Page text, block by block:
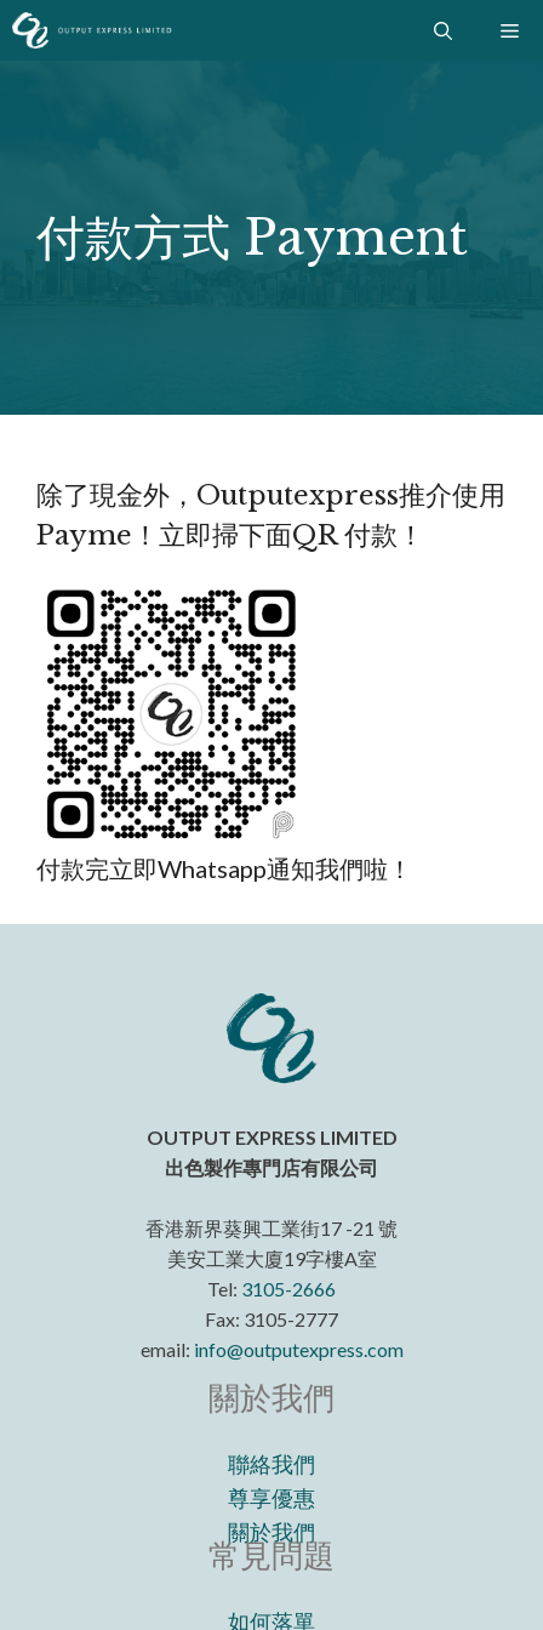
Skip
付款方式 Payment
除了現金外，Outputexpress推介使用
Payme！立即掃下面QR 付款！
付款完立即Whatsapp通知我們啦！
OUTPUT EXPRESS LIMITED
出色製作專門店有限公司
香港新界葵興工業街17 -21 號
美安工業大廈19字樓A室
Tel: 3105-2666
Fax: 3105-2777
email: info@outputexpress.com
關於我們
聯絡我們
尊享優惠
關於我們
常見問題
如何落單